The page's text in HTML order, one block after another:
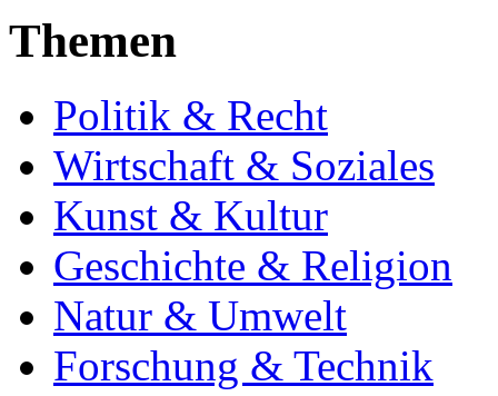
Themen
Politik & Recht
Wirtschaft & Soziales
Kunst & Kultur
Geschichte & Religion
Natur & Umwelt
Forschung & Technik